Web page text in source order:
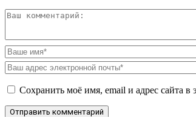
Сохранить моё имя, email и адрес сайта